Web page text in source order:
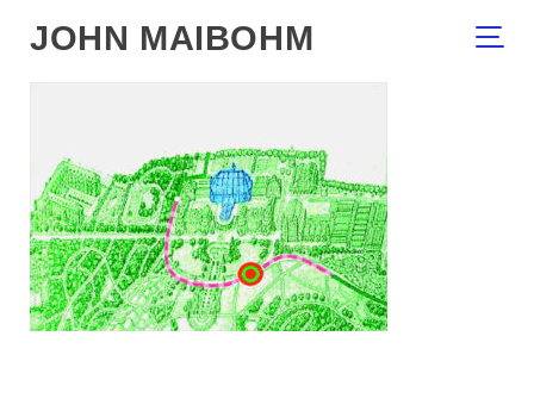
JOHN MAIBOHM